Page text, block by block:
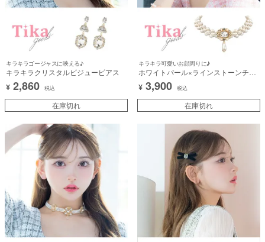
キラキラゴージャスに映える♪
キラキラクリスタルビジューピアス
¥ 2,860 税込
在庫切れ
キラキラ可愛いお顔周りに♪
ホワイトパール×ラインストーンチョ
ーカーネックレス
¥ 3,900 税込
在庫切れ